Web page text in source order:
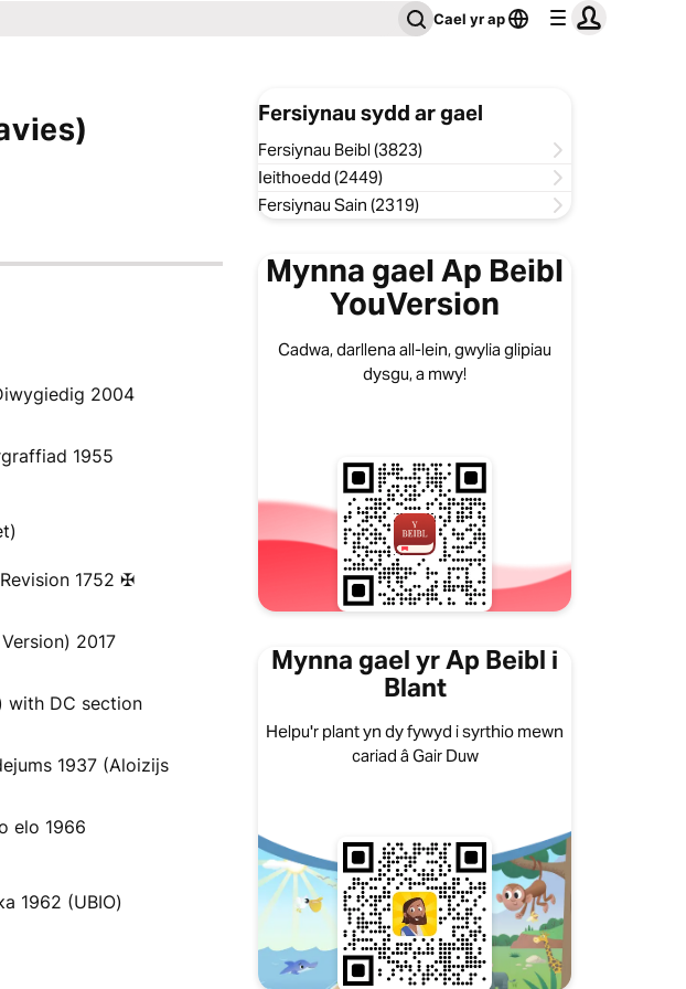
Cael yr ap
2004
1955
1752 ✠
2017
with DC section
1937 (Aloizijs
elo 1966
1962 (UBIO)
Fersiynau sydd ar gael
Fersiynau Beibl (3823)
Ieithoedd (2449)
Fersiynau Sain (2319)
Mynna gael Ap Beibl
YouVersion
Cadwa, darllena all-lein, gwylia glipiau
dysgu, a mwy!
Mynna gael yr Ap Beibl i
Blant
Helpu'r plant yn dy fywyd i syrthio mewn
cariad â Gair Duw